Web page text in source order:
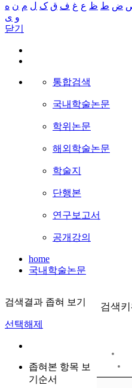
ض ط ظ ع غ ف ق ک ل م ن ه
و ی
닫기
통합검색
국내학술논문
학위논문
해외학술논문
학술지
단행본
연구보고서
공개강의
home
국내학술논문
검색결과 좁혀 보기
선택해제
좁혀본 항목 보
기순서
검색